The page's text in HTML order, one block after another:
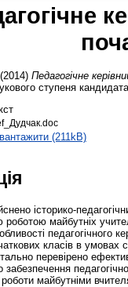
(2014) Педагогічне
ступеня
(211kB)
історико-
роботою майбутніх
педагогічного
класів в умовах
перевірено
забезпечення
роботи майбутніми